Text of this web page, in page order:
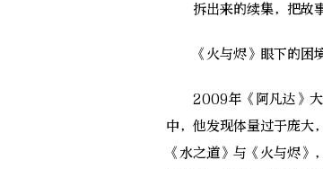
拆出来的续集，把故
《火与烬》眼下的困境
2009年《阿凡达》大
中，他发现体量过于庞大
《水之道》与《火与烬